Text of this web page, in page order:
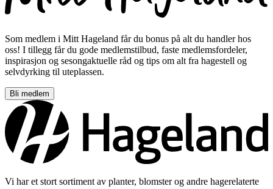
Som medlem i Mitt Hageland får du bonus på alt du handler hos
oss! I tillegg får du gode medlemstilbud, faste medlemsfordeler,
inspirasjon og sesongaktuelle råd og tips om alt fra hagestell og
selvdyrking til uteplassen.
Bli medlem
Vi har et stort sortiment av planter, blomster og andre hagerelaterte